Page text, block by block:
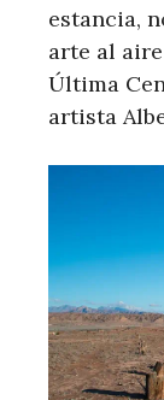
estancia,
arte al
Última
artista